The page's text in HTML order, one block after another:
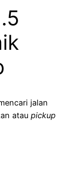
jalan
atau pickup